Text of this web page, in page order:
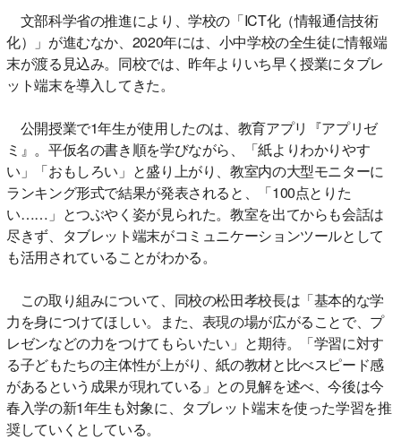
文部科学省の推進により、学校の「ICT化（情報通信技術
化）」が進むなか、2020年には、小中学校の全生徒に情報端
末が渡る見込み。同校では、昨年よりいち早く授業にタブレ
ット端末を導入してきた。
公開授業で1年生が使用したのは、教育アプリ『アプリゼ
ミ』。平仮名の書き順を学びながら、「紙よりわかりやす
い」「おもしろい」と盛り上がり、教室内の大型モニターに
ランキング形式で結果が発表されると、「100点とりた
い……」とつぶやく姿が見られた。教室を出てからも会話は
尽きず、タブレット端末がコミュニケーションツールとして
も活用されていることがわかる。
この取り組みについて、同校の松田孝校長は「基本的な学
力を身につけてほしい。また、表現の場が広がることで、プ
レゼンなどの力をつけてもらいたい」と期待。「学習に対す
る子どもたちの主体性が上がり、紙の教材と比べスピード感
があるという成果が現れている」との見解を述べ、今後は今
春入学の新1年生も対象に、タブレット端末を使った学習を推
奨していくとしている。